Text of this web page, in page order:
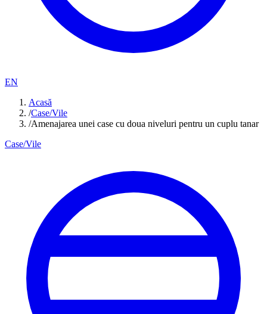
EN
Acasă
/Case/Vile
/Amenajarea unei case cu doua niveluri pentru un cuplu tanar
Case/Vile